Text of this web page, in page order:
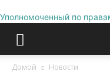
Уполномоченный по
Домой Новости